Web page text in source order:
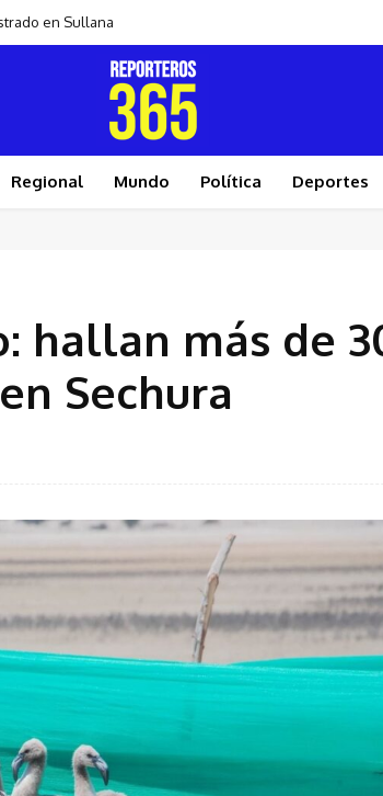
en Sullana
Regional Mundo Política Deportes
hallan más de
Sechura